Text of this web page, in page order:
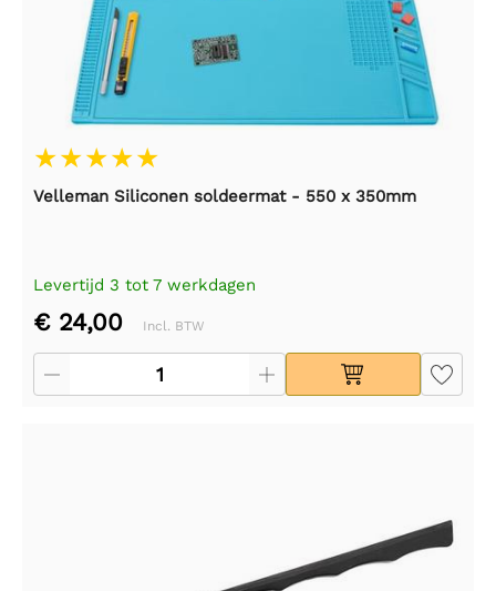
Velleman Siliconen soldeermat - 550 x 350mm
Levertijd 3 tot 7 werkdagen
€ 24,00 Incl. BTW